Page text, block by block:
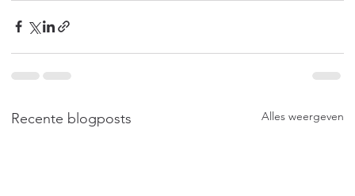
Recente blogposts Alles weergeven